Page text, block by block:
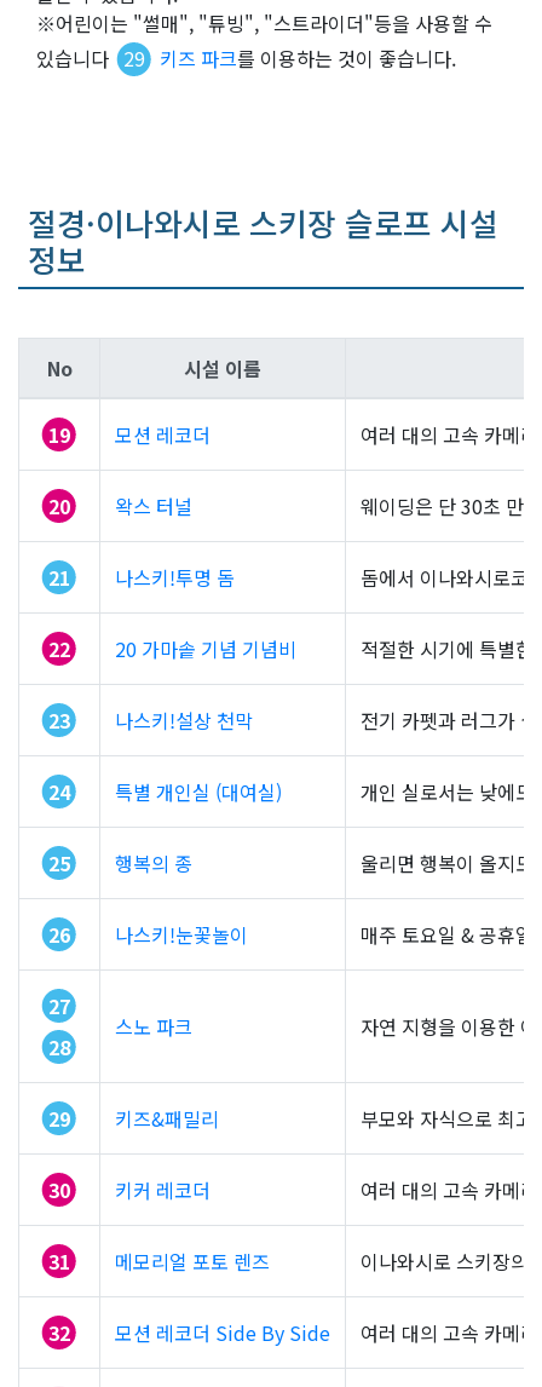
※어린이는 "썰매", "튜빙", "스트라이더"등을 사용할 수
있습니다 29 키즈 파크를 이용하는 것이 좋습니다.
절경·이나와시로 스키장 슬로프 시설
정보
No 시설 이름
19 모션 레코더 여러 대의 고속 카메
20 왁스 터널 웨이딩은 단 30초 만
21 나스키!투명 돔 돔에서 이나와시로코
22 20 가마솥 기념 기념비 적절한 시기에 특별
23 나스키!설상 천막 전기 카펫과 러그가
24 특별 개인실 (대여실) 개인 실로서는 낮에
25 행복의 종 울리면 행복이 올지
26 나스키!눈꽃놀이 매주 토요일 & 공휴
27
28
스노 파크 자연 지형을 이용한
29 키즈&패밀리 부모와 자식으로 최
30 키커 레코더 여러 대의 고속 카메
31 메모리얼 포토 렌즈 이나와시로 스키장의
32 모션 레코더 Side By Side 여러 대의 고속 카메